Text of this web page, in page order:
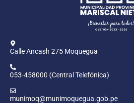
Calle Ancash 275 Moquegua
053-458000 (Central Telefónica)
munimoq@munimoquegua.gob.pe